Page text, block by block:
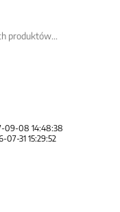
produktów...
09-08 14:48:38
07-31 15:29:52